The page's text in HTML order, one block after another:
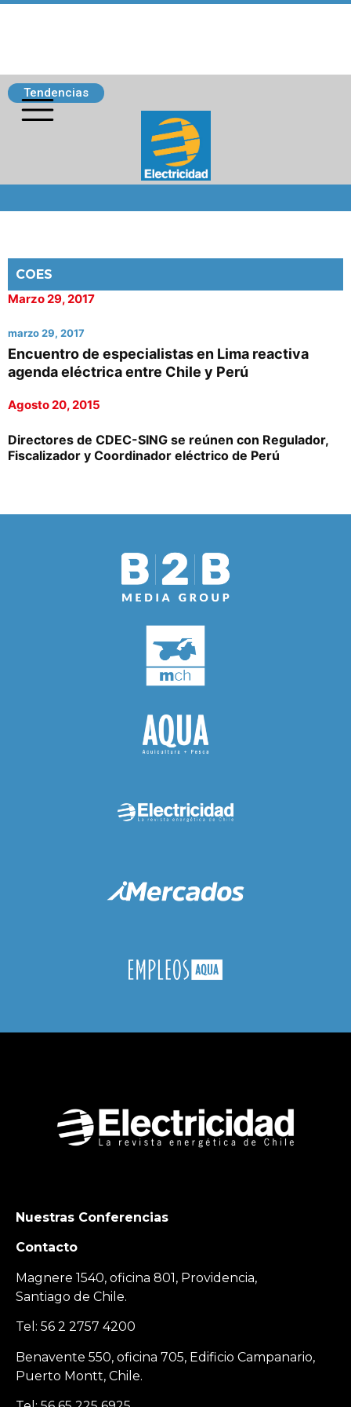
Tendencias
COES
Marzo 29, 2017
marzo 29, 2017
Encuentro de especialistas en Lima reactiva
agenda eléctrica entre Chile y Perú
Agosto 20, 2015
Directores de CDEC-SING se reúnen con Regulador,
Fiscalizador y Coordinador eléctrico de Perú
Nuestras Conferencias
Contacto
Magnere 1540, oficina 801, Providencia,
Santiago de Chile.
Tel: 56 2 2757 4200
Benavente 550, oficina 705, Edificio Campanario,
Puerto Montt, Chile.